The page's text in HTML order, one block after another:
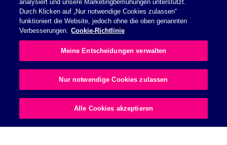
Datenschutzerklärung
Impressum
© 2026 Essity Health & Medical. All rights reserved.
analysiert und unsere Marketingbemühungen unterstützt.
Durch Klicken auf „Nur notwendige Cookies zulassen“
funktioniert die Website, jedoch ohne die oben genannten
Verbesserungen. Cookie-Richtlinie
Meine Entscheidungen verwalten
Nur notwendige Cookies zulassen
Alle Cookies akzeptieren